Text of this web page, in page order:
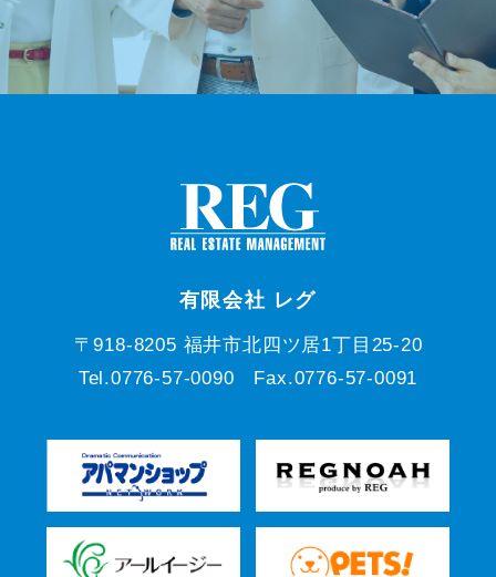
有限会社 レグ
〒918-8205 福井市北四ツ居1丁目25-20
Tel.0776-57-0090 Fax.0776-57-0091